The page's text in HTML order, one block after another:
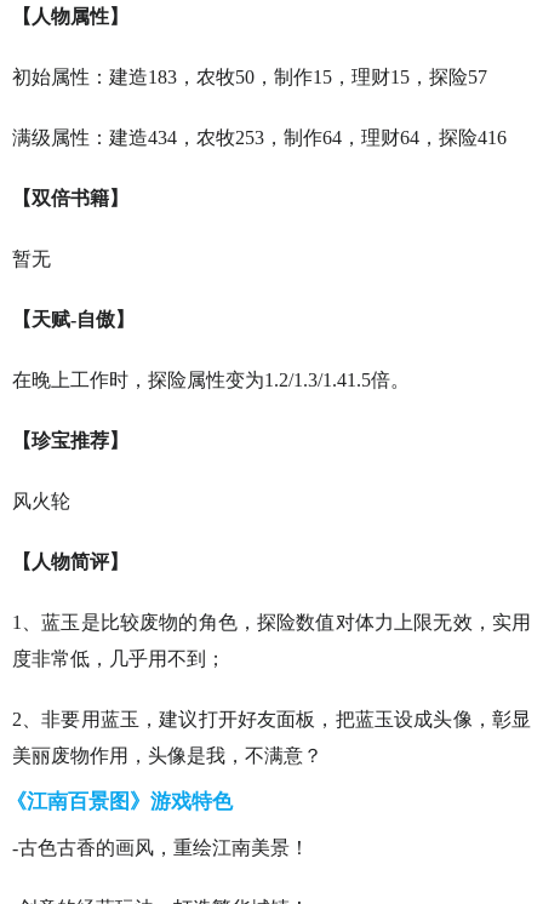
【人物属性】
初始属性：建造183，农牧50，制作15，理财15，探险57
满级属性：建造434，农牧253，制作64，理财64，探险416
【双倍书籍】
暂无
【天赋-自傲】
在晚上工作时，探险属性变为1.2/1.3/1.41.5倍。
【珍宝推荐】
风火轮
【人物简评】
1、蓝玉是比较废物的角色，探险数值对体力上限无效，实用
度非常低，几乎用不到；
2、非要用蓝玉，建议打开好友面板，把蓝玉设成头像，彰显
美丽废物作用，头像是我，不满意？
《江南百景图》游戏特色
-古色古香的画风，重绘江南美景！